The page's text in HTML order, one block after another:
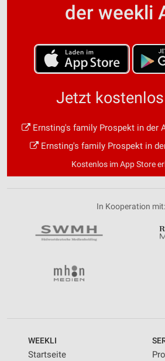
der weekli
Jetzt
Ernsting's family Prospekt in der
Ernsting's family Prospekt in
Kostenlos im App Store
In Kooperation mit:
WEEKLI
Startseite